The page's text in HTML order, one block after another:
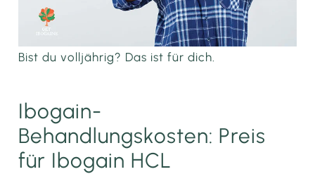
Bist du volljährig? Das ist für dich.
Ibogain-
Behandlungskosten: Preis
für Ibogain HCL